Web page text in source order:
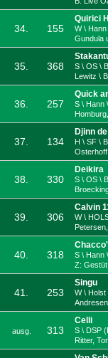
34. 155
Quirici H
W \
Gundula
35. 368
S \ OS \
Lewitz \
36. 257
Quick
S \ Hann
37. 134
Djinn
H \ SF \
38. 330
Deikira
S \ OS \
39. 306
Calvin
W \
40. 318
S \ Hann
Z:
41. 253
Singu
W \ Holst
ausg. 313
Celli
S \ DSP
Ritter,